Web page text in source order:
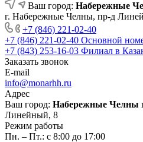
Ваш город: Набережные
г. Набережные Челны, пр-д
+7 (846) 221-02-40
+7 (846) 221-02-40 Основной
+7 (843) 253-16-03 Филиал в
Заказать звонок
E-mail
info@monarhh.ru
Адрес
Ваш город: Набережные Челны
Линейный, 8
Режим работы
Пн. – Пт.: с 8:00 до 17:00